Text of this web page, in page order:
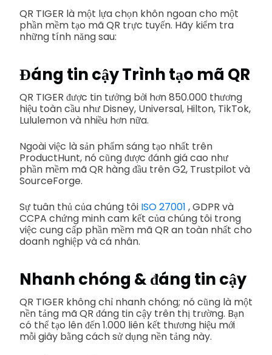
QR TIGER là một lựa chọn khôn ngoan cho một
phần mềm tạo mã QR trực tuyến. Hãy kiểm tra
những tính năng sau:
Đáng tin cậyTrình tạo mã QR
QR TIGER được tin tưởng bởi hơn 850.000 thương
hiệu toàn cầu như Disney, Universal, Hilton, TikTok,
Lululemon và nhiều hơn nữa.
Ngoài việc là sản phẩm sáng tạo nhất trên
ProductHunt, nó cũng được đánh giá cao như
phần mềm mã QR hàng đầu trên G2, Trustpilot và
SourceForge.
Sự tuân thủ của chúng tôi ISO 27001 , GDPR và
CCPA chứng minh cam kết của chúng tôi trong
việc cung cấp phần mềm mã QR an toàn nhất cho
doanh nghiệp và cá nhân.
Nhanh chóng & đáng tin cậy
QR TIGER không chỉ nhanh chóng; nó cũng là một
nền tảng mã QR đáng tin cậy trên thị trường. Bạn
có thể tạo lên đến 1.000 liên kết thương hiệu mới
mỗi giây bằng cách sử dụng nền tảng này.